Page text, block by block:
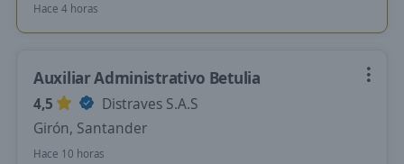
Hace 4 horas
Auxiliar Administrativo Betulia
4,5
Distraves S.A.S
Girón, Santander
Hace 10 horas